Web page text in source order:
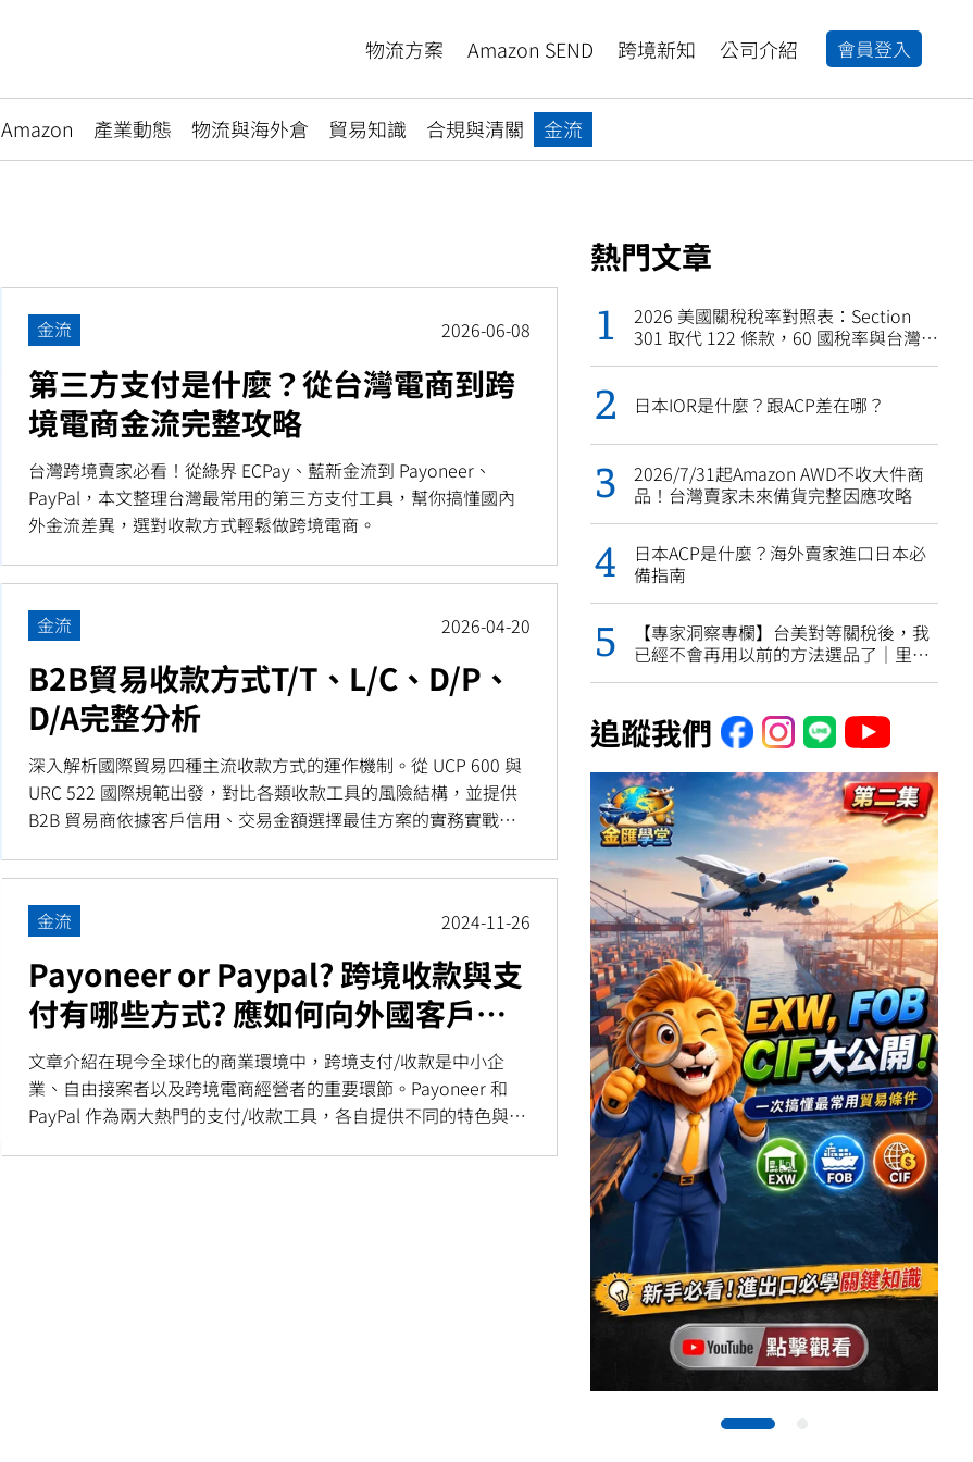
物流方案 Amazon SEND 跨境新知 公司介紹 會員登入
Amazon 產業動態 物流與海外倉 貿易知識 合規與清關 金流
金流 2026-06-08
第三方支付是什麼？從台灣電商到跨
境電商金流完整攻略
台灣跨境賣家必看！從綠界 ECPay、藍新金流到 Payoneer、
PayPal，本文整理台灣最常用的第三方支付工具，幫你搞懂國內
外金流差異，選對收款方式輕鬆做跨境電商。
金流 2026-04-20
B2B貿易收款方式T/T、L/C、D/P、
D/A完整分析
深入解析國際貿易四種主流收款方式的運作機制。從 UCP 600 與
URC 522 國際規範出發，對比各類收款工具的風險結構，並提供
B2B 貿易商依據客戶信用、交易金額選擇最佳方案的實務實戰策
金流 2024-11-26
Payoneer or Paypal? 跨境收款與支
付有哪些方式? 應如何向外國客戶收
款?
文章介紹在現今全球化的商業環境中，跨境支付/收款是中小企
業、自由接案者以及跨境電商經營者的重要環節。Payoneer 和
PayPal 作為兩大熱門的支付/收款工具，各自提供不同的特色與功
熱門文章
2026 美國關稅稅率對照表：Section
301 取代 122 條款，60 國稅率與台灣
日本IOR是什麼？跟ACP差在哪？
2026/7/31起Amazon AWD不收大件商
品！台灣賣家未來備貨完整因應攻略
日本ACP是什麼？海外賣家進口日本必
備指南
【專家洞察專欄】台美對等關稅後，我
已經不會再用以前的方法選品了｜里長
追蹤我們